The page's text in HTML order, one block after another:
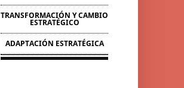
TRANSFORMACIÓN Y CAMBIO
ESTRATÉGICO
ADAPTACIÓN ESTRATÉGICA